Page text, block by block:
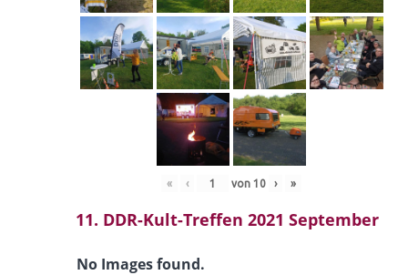
« ‹ von 10 › »
11. DDR-Kult-Treffen 2021 September
No Images found.